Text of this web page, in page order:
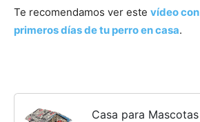
Te recomendamos ver este vídeo
primeros días de tu perro en casa.
Casa para